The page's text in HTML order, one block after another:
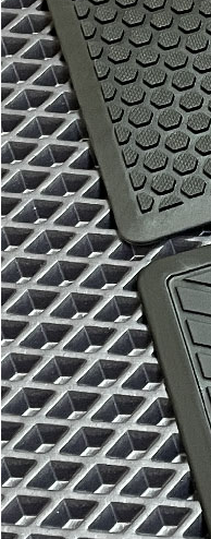
Отдельные коврики
Водительский
Коврик переднего
Вышивка
Примеры вышивки